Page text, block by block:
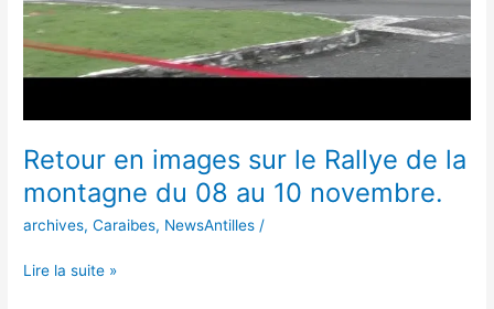
Retour en images sur le Rallye de la
montagne du 08 au 10 novembre.
archives,Caraibes, NewsAntilles /
du
08
Lire la suite »